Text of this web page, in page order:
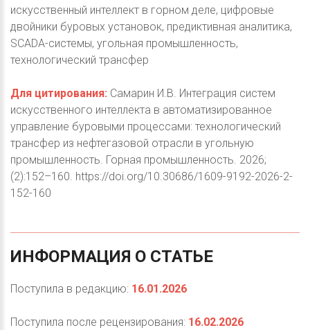
искусственный интеллект в горном деле, цифровые
двойники буровых установок, предиктивная аналитика,
SCADA-системы, угольная промышленность,
технологический трансфер
Для цитирования: Самарин И.В. Интеграция систем
искусственного интеллекта в автоматизированное
управление буровыми процессами: технологический
трансфер из нефтегазовой отрасли в угольную
промышленность. Горная промышленность. 2026;
(2):152–160. https://doi.org/10.30686/1609-9192-2026-2-
152-160
ИНФОРМАЦИЯ О СТАТЬЕ
Поступила в редакцию: 16.01.2026
Поступила после рецензирования: 16.02.2026